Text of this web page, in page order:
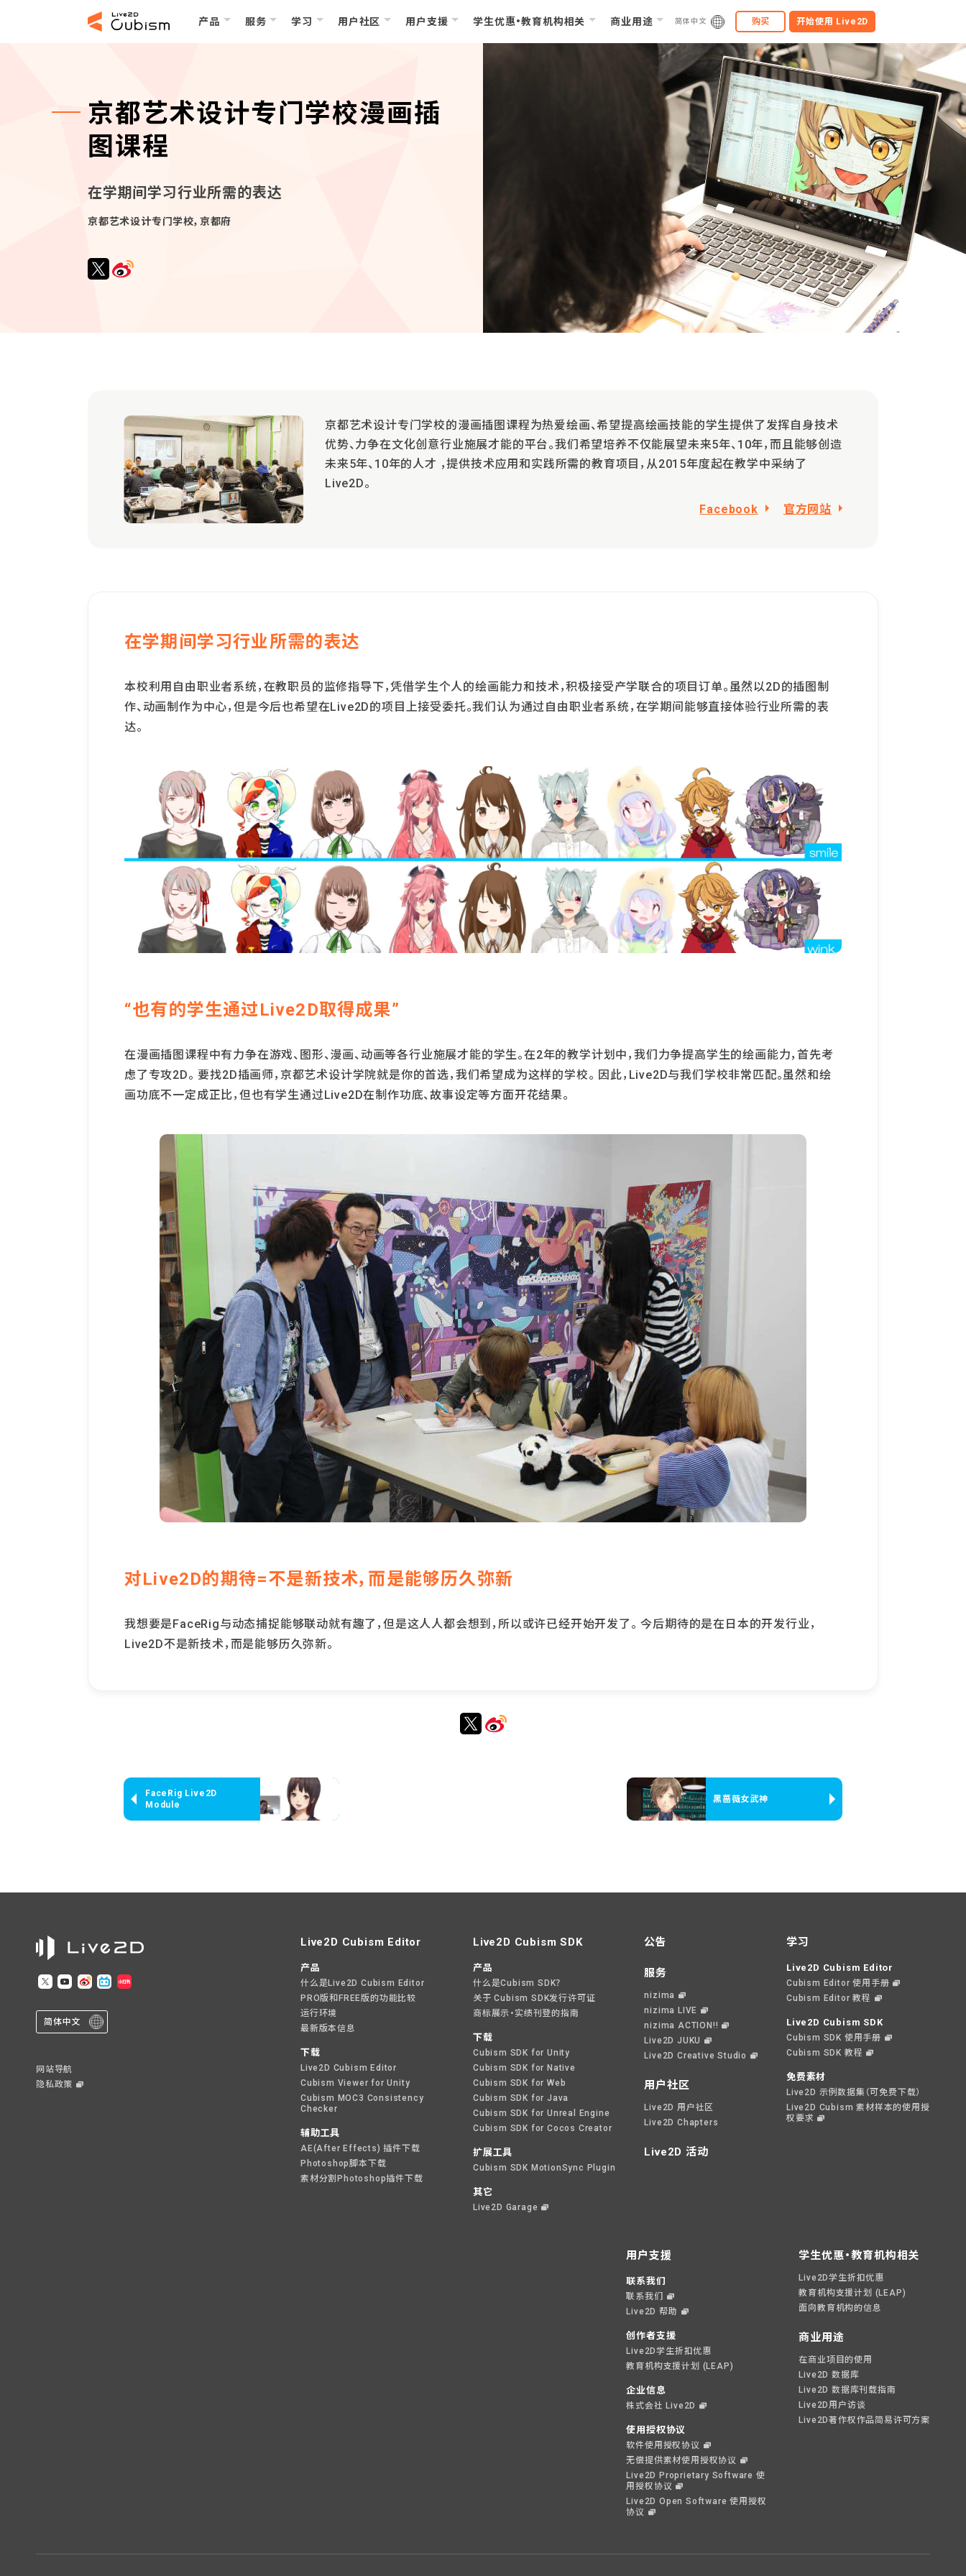
产品 服务 学习 用户社区 用户支援 学生优惠・教育机构相关 商业用途 简体中文 购买 开始使用 Live2D
京都艺术设计专门学校漫画插
图课程
在学期间学习行业所需的表达
京都艺术设计专门学校，京都府
京都艺术设计专门学校的漫画插图课程为热爱绘画、希望提高绘画技能的学生提供了发挥自身技术
优势、力争在文化创意行业施展才能的平台。我们希望培养不仅能展望未来5年、10年，而且能够创造
未来5年、10年的人才 ，提供技术应用和实践所需的教育项目，从2015年度起在教学中采纳了
Live2D。
Facebook
官方网站
在学期间学习行业所需的表达
本校利用自由职业者系统，在教职员的监修指导下，凭借学生个人的绘画能力和技术，积极接受产学联合的项目订单。虽然以2D的插图制
作、动画制作为中心，但是今后也希望在Live2D的项目上接受委托。我们认为通过自由职业者系统，在学期间能够直接体验行业所需的表
达。
“也有的学生通过Live2D取得成果”
在漫画插图课程中有力争在游戏、图形、漫画、动画等各行业施展才能的学生。在2年的教学计划中，我们力争提高学生的绘画能力，首先考
虑了专攻2D。 要找2D插画师，京都艺术设计学院就是你的首选，我们希望成为这样的学校。 因此，Live2D与我们学校非常匹配。虽然和绘
画功底不一定成正比，但也有学生通过Live2D在制作功底、故事设定等方面开花结果。
对Live2D的期待=不是新技术，而是能够历久弥新
我想要是FaceRig与动态捕捉能够联动就有趣了，但是这人人都会想到，所以或许已经开始开发了。 今后期待的是在日本的开发行业，
Live2D不是新技术，而是能够历久弥新。
FaceRig Live2D
Module
黑蔷薇女武神
简体中文
网站导航
隐私政策
Live2D Cubism Editor
产品
什么是Live2D Cubism Editor
PRO版和FREE版的功能比较
运行环境
最新版本信息
下载
Live2D Cubism Editor
Cubism Viewer for Unity
Cubism MOC3 Consistency
Checker
辅助工具
AE(After Effects) 插件下载
Photoshop脚本下载
素材分割Photoshop插件下载
Live2D Cubism SDK
产品
什么是Cubism SDK？
关于 Cubism SDK发行许可证
商标展示・实绩刊登的指南
下载
Cubism SDK for Unity
Cubism SDK for Native
Cubism SDK for Web
Cubism SDK for Java
Cubism SDK for Unreal Engine
Cubism SDK for Cocos Creator
扩展工具
Cubism SDK MotionSync Plugin
其它
Live2D Garage
公告
服务
nizima
nizima LIVE
nizima ACTION!!
Live2D JUKU
Live2D Creative Studio
用户社区
Live2D 用户社区
Live2D Chapters
Live2D 活动
学习
Live2D Cubism Editor
Cubism Editor 使用手册
Cubism Editor 教程
Live2D Cubism SDK
Cubism SDK 使用手册
Cubism SDK 教程
免费素材
Live2D 示例数据集（可免费下载）
Live2D Cubism 素材样本的使用授
权要求
用户支援
联系我们
联系我们
Live2D 帮助
创作者支援
Live2D学生折扣优惠
教育机构支援计划 (LEAP)
企业信息
株式会社 Live2D
使用授权协议
软件使用授权协议
无偿提供素材使用授权协议
Live2D Proprietary Software 使
用授权协议
Live2D Open Software 使用授权
协议
学生优惠・教育机构相关
Live2D学生折扣优惠
教育机构支援计划 (LEAP)
面向教育机构的信息
商业用途
在商业项目的使用
Live2D 数据库
Live2D 数据库刊载指南
Live2D用户访谈
Live2D著作权作品简易许可方案